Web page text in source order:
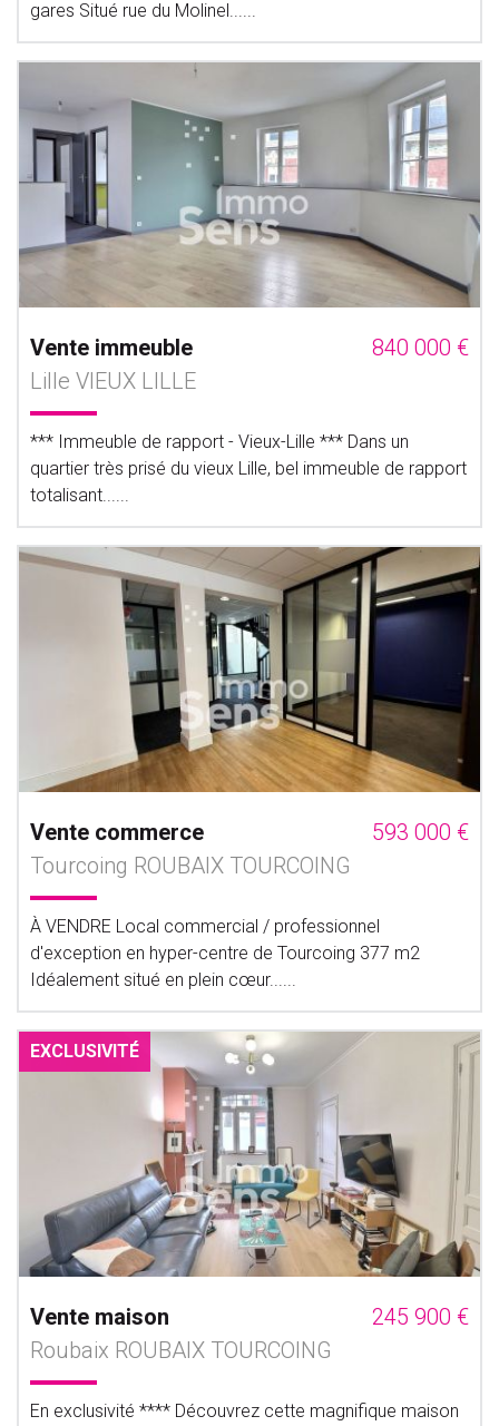
gares Situé rue du Molinel......
Vente immeuble
840 000 €
Lille VIEUX LILLE
*** Immeuble de rapport - Vieux-Lille *** Dans un
quartier très prisé du vieux Lille, bel immeuble de rapport
totalisant......
Vente commerce
593 000 €
Tourcoing ROUBAIX TOURCOING
À VENDRE Local commercial / professionnel
d'exception en hyper-centre de Tourcoing 377 m2
Idéalement situé en plein cœur......
EXCLUSIVITÉ
Vente maison
245 900 €
Roubaix ROUBAIX TOURCOING
En exclusivité **** Découvrez cette magnifique maison